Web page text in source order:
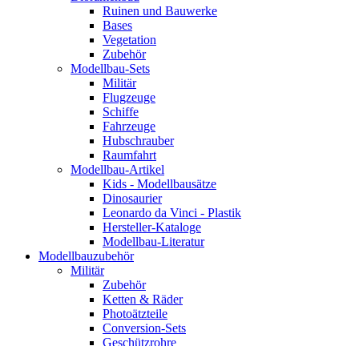
Ruinen und Bauwerke
Bases
Vegetation
Zubehör
Modellbau-Sets
Militär
Flugzeuge
Schiffe
Fahrzeuge
Hubschrauber
Raumfahrt
Modellbau-Artikel
Kids - Modellbausätze
Dinosaurier
Leonardo da Vinci - Plastik
Hersteller-Kataloge
Modellbau-Literatur
Modellbauzubehör
Militär
Zubehör
Ketten & Räder
Photoätzteile
Conversion-Sets
Geschützrohre